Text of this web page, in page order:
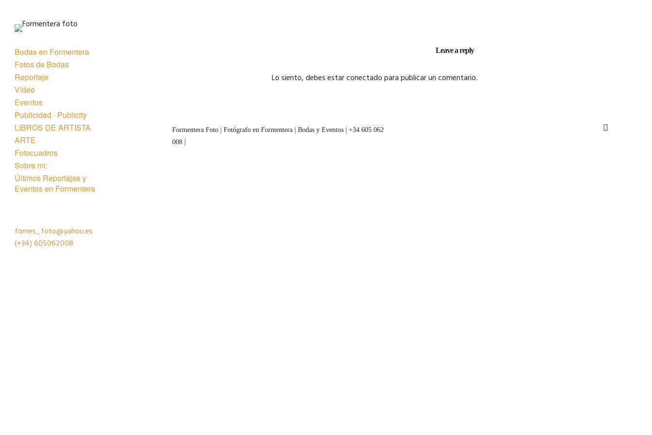
Bodas en Formentera
Fotos de Bodas
Reportaje
Vídeo
Eventos
Publicidad · Publicity
LIBROS DE ARTISTA
ARTE
Fotocuadros
Sobre mi:
Últimos Reportajes y
Eventos en Formentera
fornes_foto@yahoo.es
(+34)605062008
Leave a reply
Lo siento, debes estarconectadopara publicar un comentario.
Formentera Foto | Fotógrafo en Formentera | Bodas y Eventos | +34 605 062
008 |